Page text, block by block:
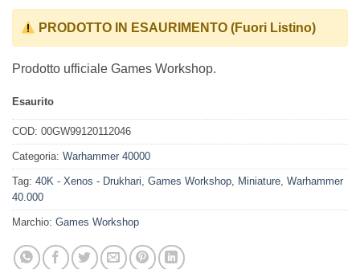
PRODOTTO IN ESAURIMENTO (Fuori Listino)
Prodotto ufficiale Games Workshop.
Esaurito
COD: 00GW99120112046
Categoria: Warhammer 40000
Tag: 40K - Xenos - Drukhari Games Workshop Miniature Warhammer
40.000
Marchio: Games Workshop